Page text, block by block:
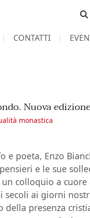
CONTATTI
Nuova
monastica
e poeta, Enzo
e le sue
colloquio a
secoli ai giorni
della presenza